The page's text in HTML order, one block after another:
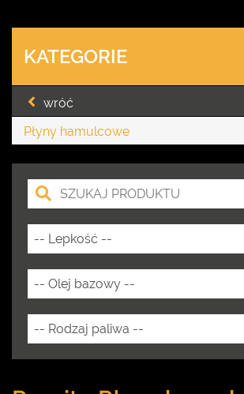
KATEGORIE
wróć
Płyny hamulcowe